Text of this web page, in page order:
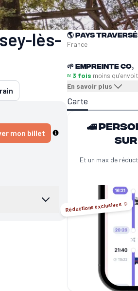
lès-
mon billet
🌎 Pays
France
🌱 Empreinte CO₂
≈ 3 fois moins qu'en
En savoir plus
Carte
🚄
sur
Et un max de
Réductions exclusives ☺️